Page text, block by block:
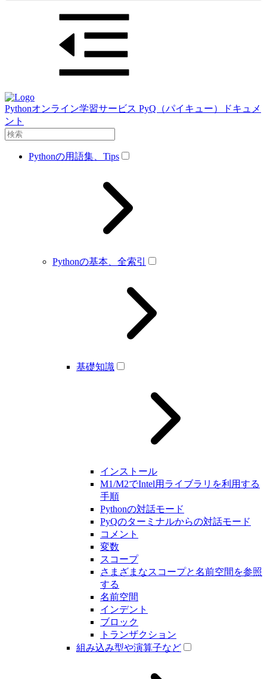
Pythonオンライン学習サービス PyQ（パイキュー）ドキュメ
ント
Pythonの用語集、Tips
Pythonの基本、全索引
基礎知識
インストール
M1/M2でIntel用ライブラリを利用する
手順
Pythonの対話モード
PyQのターミナルからの対話モード
コメント
変数
スコープ
さまざまなスコープと名前空間を参照
する
名前空間
インデント
ブロック
トランザクション
組み込み型や演算子など